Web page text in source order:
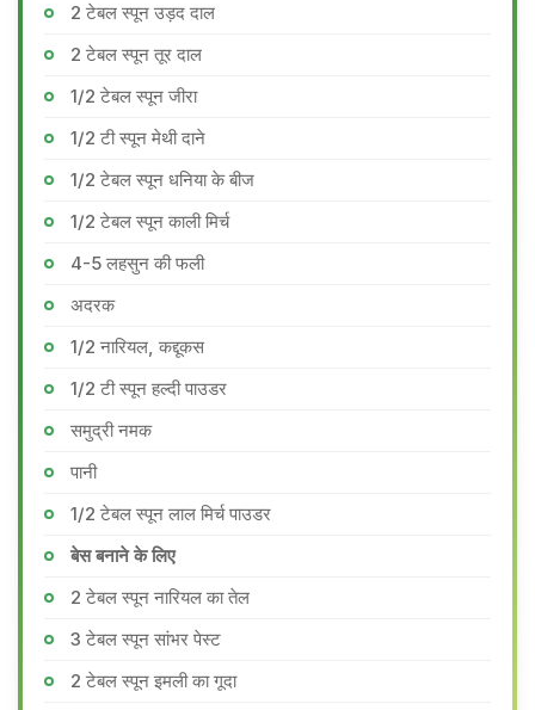
2 टेबल स्पून उड़द दाल
2 टेबल स्पून तूर दाल
1/2 टेबल स्पून जीरा
1/2 टी स्पून मेथी दाने
1/2 टेबल स्पून धनिया के बीज
1/2 टेबल स्पून काली मिर्च
4-5 लहसुन की फली
अदरक
1/2 नारियल, कद्दूकस
1/2 टी स्पून हल्दी पाउडर
समुद्री नमक
पानी
1/2 टेबल स्पून लाल मिर्च पाउडर
बेस बनाने के लिए
2 टेबल स्पून नारियल का तेल
3 टेबल स्पून सांभर पेस्ट
2 टेबल स्पून इमली का गूदा